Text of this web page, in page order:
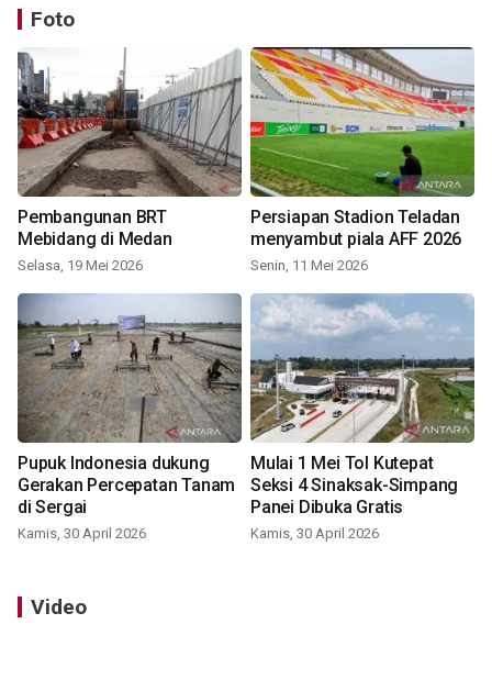
Foto
Pembangunan BRT
Mebidang di Medan
Selasa, 19 Mei 2026
Persiapan Stadion Teladan
menyambut piala AFF 2026
Senin, 11 Mei 2026
Pupuk Indonesia dukung
Gerakan Percepatan Tanam
di Sergai
Kamis, 30 April 2026
Mulai 1 Mei Tol Kutepat
Seksi 4 Sinaksak-Simpang
Panei Dibuka Gratis
Kamis, 30 April 2026
Video